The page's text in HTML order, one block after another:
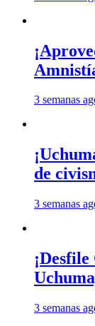
3 semanas
de
3 semanas
3 semanas